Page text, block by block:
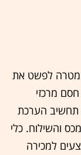
לפשט את
מרכזי
תחשיב הערכת
והשילוח. כלי
למכירה